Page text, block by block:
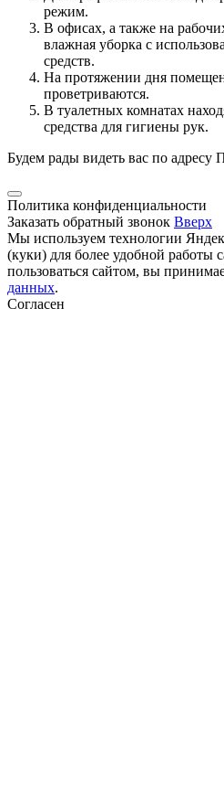
режим.
В офисах, а также на
влажная уборка с
средств.
На протяжении дня
проветриваются.
В туалетных комнатах
средства для гигиены рук.
Будем рады видеть вас по адресу
Политика конфиденциальности
Заказать обратный звонок Вверх
Мы используем технологии
(куки) для более удобной работы
пользоваться сайтом, вы
данных.
Согласен